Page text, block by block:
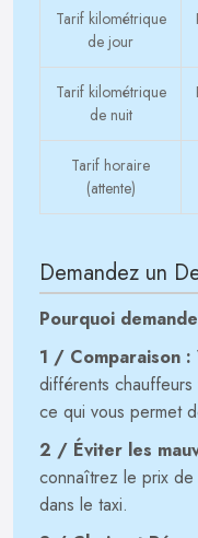
Tarif kilométrique
de jour
Tarif kilométrique
de nuit
Tarif horaire
(attente)
Demandez un
Pourquoi
1 / Comparaison :
différents
ce qui vous permet
2 / Éviter les
connaîtrez le prix de
dans le taxi.